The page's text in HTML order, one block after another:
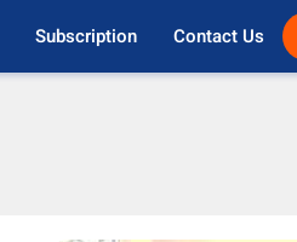
Subscription Contact Us